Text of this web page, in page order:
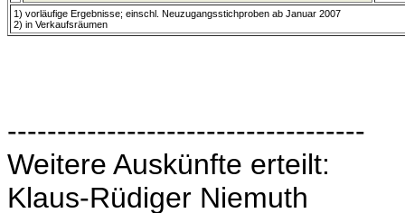
1) vorläufige Ergebnisse; einschl. Neuzugangsstichproben ab Januar 2007
2) in Verkaufsräumen
------------------------------------
Weitere Auskünfte erteilt:
Klaus-Rüdiger Niemuth